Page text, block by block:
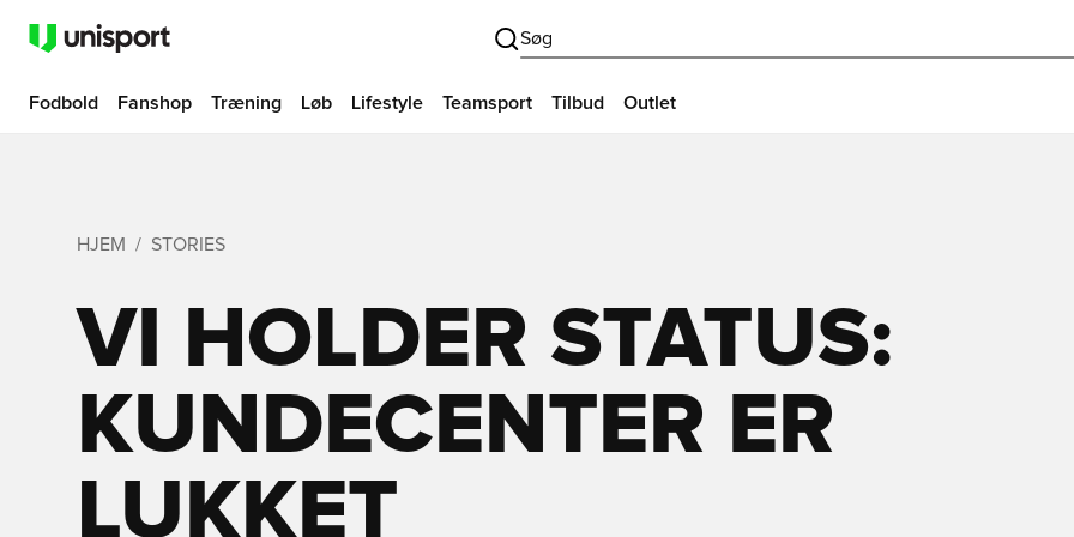
Søg
Fodbold Fanshop Træning Løb Lifestyle Teamsport Tilbud Outlet
HJEM STORIES
VI HOLDER STATUS:
KUNDECENTER ER
LUKKET